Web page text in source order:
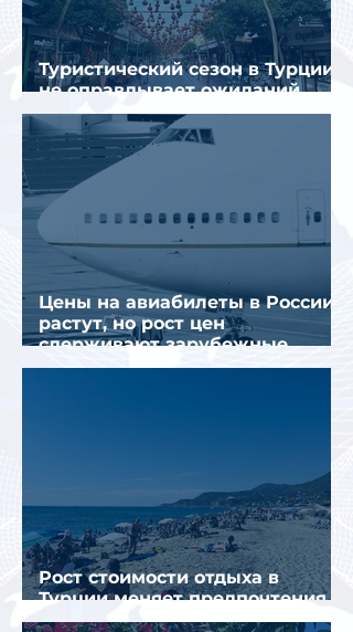
Туристический сезон в Турции
не оправдывает ожиданий
отрасли
Цены на авиабилеты в России
растут, но рост цен
сдерживают зарубежные
конкуренты
Рост стоимости отдыха в
Турции меняет предпочтения
туристов